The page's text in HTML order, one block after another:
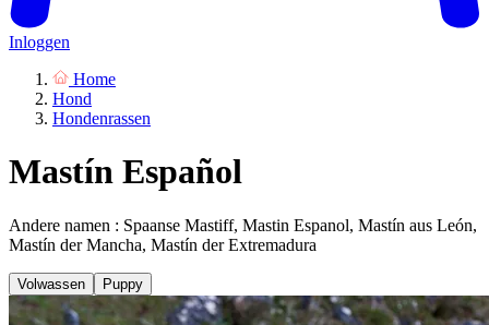
Inloggen
Home
Hond
Hondenrassen
Mastín Español
Andere namen : Spaanse Mastiff, Mastin Espanol, Mastín aus León,
Mastín der Mancha, Mastín der Extremadura
Volwassen Puppy